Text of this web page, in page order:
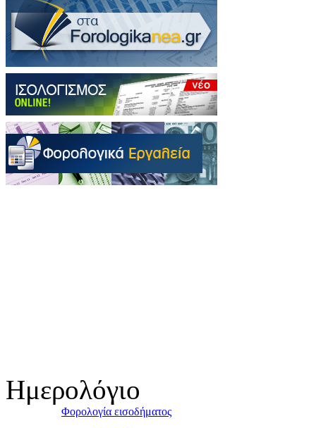
Ημερολόγιο
Φορολογία εισοδήματος